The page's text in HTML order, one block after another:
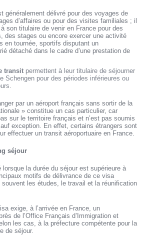
généralement délivré pour des voyages de
d’affaires ou pour des visites familiales ; il
son titulaire de venir en France pour des
des stages ou encore exercer une activité
en tournée, sportifs disputant un
détaché dans le cadre d’une prestation de
transitpermettent à leur titulaire de séjourner
Schengen pour des périodes inférieures ou
par un aéroport français sans sortir de la
» constitue un cas particulier, car
sur le territoire français et n’est pas soumis
exception. En effet, certains étrangers sont
effectuer un transit aéroportuaire en France.
séjour
la durée du séjour est supérieure à
motifs de délivrance de ce visa
les études, le travail et la réunification
exige, à l’arrivée en France, un
de l’Office Français d’Immigration et
les cas, à la préfecture compétente pour la
de séjour.